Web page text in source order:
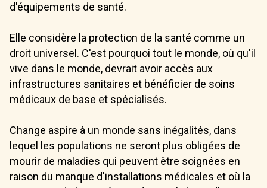
d'équipements de santé.
Elle considère la protection de la santé comme un
droit universel. C'est pourquoi tout le monde, où qu'il
vive dans le monde, devrait avoir accès aux
infrastructures sanitaires et bénéficier de soins
médicaux de base et spécialisés.
Change aspire à un monde sans inégalités, dans
lequel les populations ne seront plus obligées de
mourir de maladies qui peuvent être soignées en
raison du manque d'installations médicales et où la